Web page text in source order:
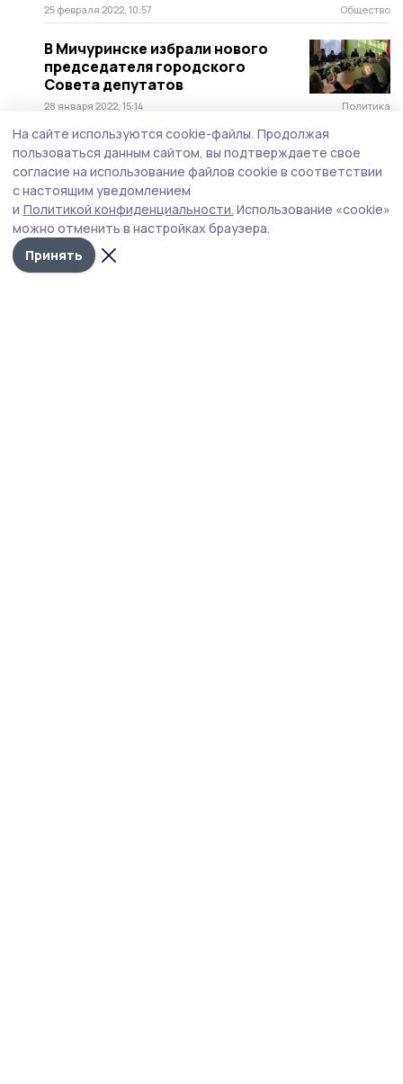
25 февраля 2022, 10:57 Общество
В Мичуринске избрали нового
председателя городского
Совета депутатов
28 января 2022, 15:14 Политика
На сайте используются cookie-файлы. Продолжая
пользоваться данным сайтом, вы подтверждаете свое
согласие на использование файлов cookie в соответствии
с настоящим уведомлением
и Политикой конфиденциальности. Использование «cookie»
можно отменить в настройках браузера.
Принять